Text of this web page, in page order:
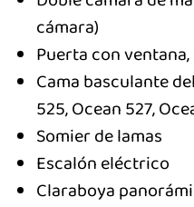
cámara)
Puerta con
Cama basculante
525, Ocean 527,
Somier de lamas
Escalón eléctrico
Claraboya